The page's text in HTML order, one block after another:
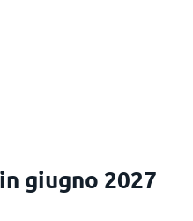
giugno 2027